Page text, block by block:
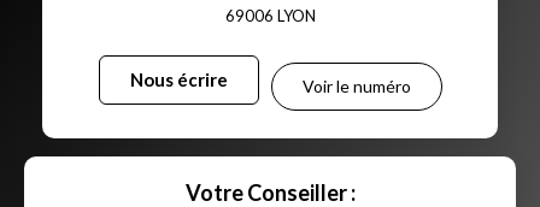
69006 LYON
Nous écrire Voir le numéro
Votre Conseiller :